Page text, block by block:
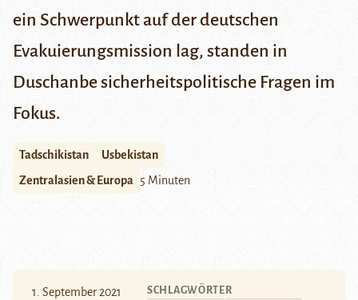
ein Schwerpunkt auf der deutschen
Evakuierungsmission lag, standen in
Duschanbe sicherheitspolitische Fragen im
Fokus.
Tadschikistan
Usbekistan
Zentralasien & Europa 5 Minuten
1. September 2021 SCHLAGWÖRTER